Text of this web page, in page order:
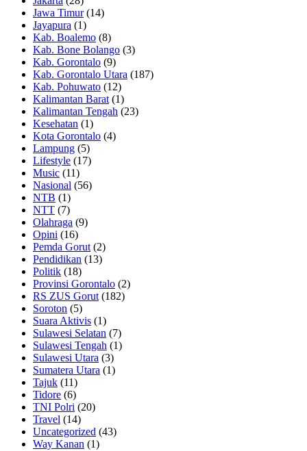
Jawa Timur(14)
Jayapura (1)
Kab. Boalemo (8)
Kab. Bone Bolango (3)
Kab. Gorontalo (9)
Kab. Gorontalo Utara (187)
Kab. Pohuwato (12)
Kalimantan Barat (1)
Kalimantan Tengah (23)
Kesehatan (1)
Kota Gorontalo (4)
Lampung (5)
Lifestyle (17)
Music (11)
Nasional (56)
NTB (1)
NTT (7)
Olahraga (9)
Opini (16)
Pemda Gorut (2)
Pendidikan (13)
Politik (18)
Provinsi Gorontalo (2)
RS ZUS Gorut (182)
Soroton (5)
Suara Aktivis (1)
Sulawesi Selatan (7)
Sulawesi Tengah (1)
Sulawesi Utara (3)
Sumatera Utara (1)
Tajuk (11)
Tidore (6)
TNI Polri (20)
Travel (14)
Uncategorized (43)
Way Kanan (1)